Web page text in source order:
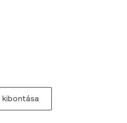
kibontása